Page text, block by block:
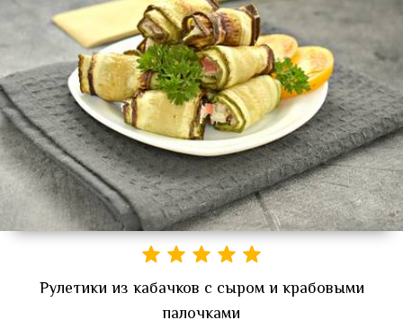
Рулетики из кабачков с сыром и крабовыми
палочками